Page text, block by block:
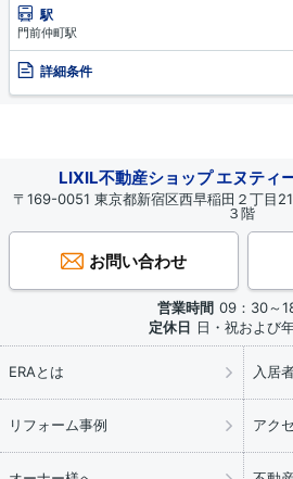
駅
門前仲町駅
詳細条件
LIXIL不動産ショップ エヌティ
〒169-0051 東京都新宿区西早稲田２丁目
３階
お問い合わせ
営業時間 09：30～
定休日 日・祝および
ERAとは 入居
リフォーム事例 アク